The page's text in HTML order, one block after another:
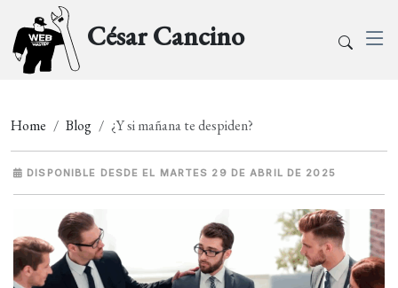
César Cancino
Home Blog ¿Y si mañana te despiden?
DISPONIBLE DESDE EL MARTES 29 DE ABRIL DE 2025